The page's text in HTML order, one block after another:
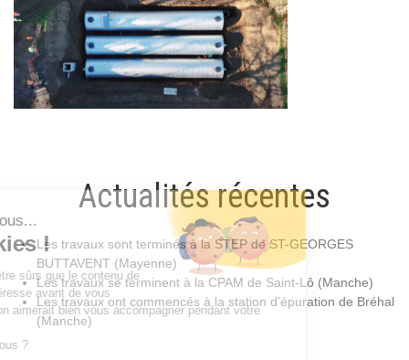
Actualités récentes
Les travaux sont terminés à la STEP de ST-GEORGES
BUTTAVENT (Mayenne)
Les travaux se terminent à la CPAM de Saint-Lô (Manche)
Les travaux ont commencés à la station d’épuration de Bréhal
(Manche)